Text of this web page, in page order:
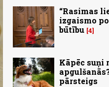
“Rasimas
izgaismo
būtību 4
Kāpēc suņi
pārsteigs